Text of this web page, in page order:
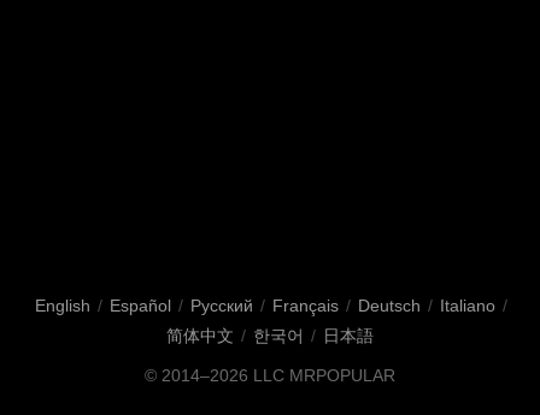
English / Español / Русский / Français / Deutsch / Italiano /
简体中文 / 한국어 / 日本語
© 2014–2026 LLC MRPOPULAR